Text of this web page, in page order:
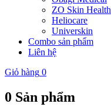
ZO Skin Health
Heliocare
Universkin
Combo sản phẩm
Liên hệ
Giỏ hàng 0
0 Sản phẩm